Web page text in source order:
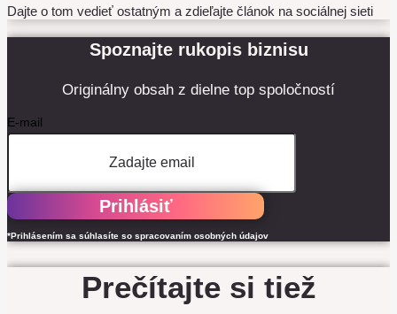
Dajte o tom vedieť ostatným a zdieľajte článok na sociálnej sieti
Spoznajte rukopis biznisu
Originálny obsah z dielne top spoločností
E-mail
Prihlásiť
*Prihlásením sa súhlasíte so spracovaním osobných údajov
Prečítajte si tiež